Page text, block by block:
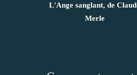
L'Ange sanglant, de
Merle